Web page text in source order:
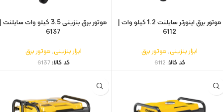
موتور برق اینورتر سایلنت 1.2 کیلو وات |
6112
ابزار بنزینی,موتور برق
کد کالا: 6112
موتور برق بنزینی 3.5 کیلو وات سایلنت |
6137
ابزار بنزینی,موتور برق
کد کالا:6137